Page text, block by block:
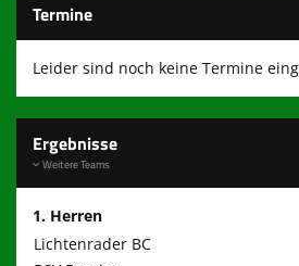
Sponsoren
Kooperationen
Fußball-Feriencamp des LBC
Links
Termine
Leider sind noch keine Termine
Ergebnisse
Weitere Teams
1. Herren
Lichtenrader BC